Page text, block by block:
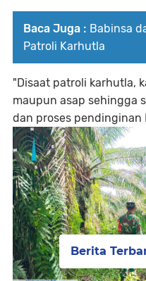
Baca Juga : Babinsa
Patroli Karhutla
"Disaat patroli karhutla,
maupun asap sehingga
dan proses pendinginan
Berita